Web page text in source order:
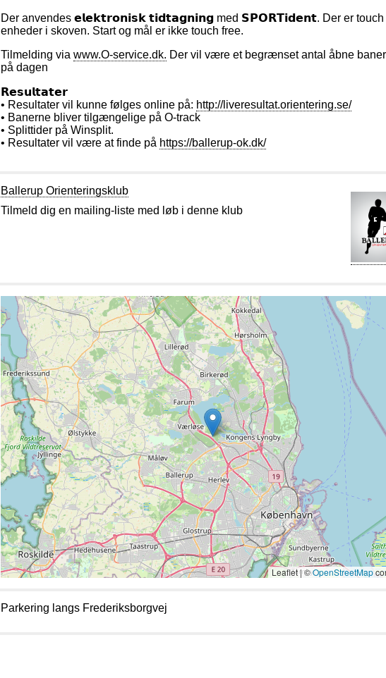
Der anvendes 𝗲𝗹𝗲𝗸𝘁𝗿𝗼𝗻𝗶𝘀𝗸 𝘁𝗶𝗱𝘁𝗮𝗴𝗻𝗶𝗻𝗴 med 𝗦𝗣𝗢𝗥𝗧𝗶𝗱𝗲𝗻𝘁. Der er touch
enheder i skoven. Start og mål er ikke touch free.
Tilmelding via www.O-service.dk. Der vil være et begrænset antal åbne
på dagen
𝗥𝗲𝘀𝘂𝗹𝘁𝗮𝘁𝗲𝗿
• Resultater vil kunne følges online på: http://liveresultat.orientering.se/
• Banerne bliver tilgængelige på O-track
• Splittider på Winsplit.
• Resultater vil være at finde på https://ballerup-ok.dk/
Ballerup Orienteringsklub
Tilmeld dig en mailing-liste med løb i denne klub
Leaflet | ©OpenStreetMap
Parkering langs Frederiksborgvej